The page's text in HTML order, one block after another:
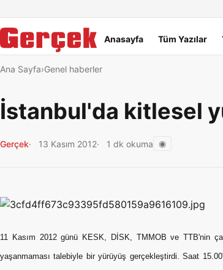
Ana menü
Anasayfa Tüm Yazılar
Ana Sayfa Genel haberler
İstanbul'da kitlesel
Gerçek 13 Kasım 2012 1 dk okuma ◉
11 Kasım 2012 günü KESK, DİSK, TMMOB ve TTB'nin
yaşanmaması talebiyle bir yürüyüş gerçekleştirdi. Saat